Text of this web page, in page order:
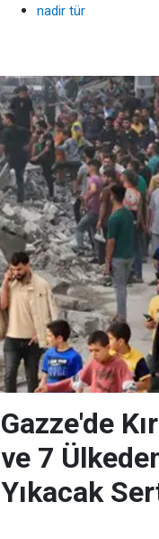
nadir tür
Gazze'de
ve 7
Yıkacak